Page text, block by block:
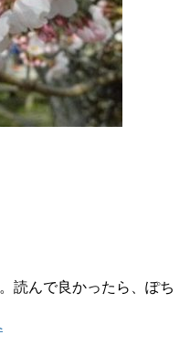
読んで良かったら、ぽち